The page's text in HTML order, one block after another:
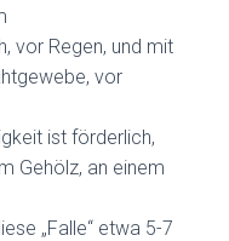
vor Regen, und mit
vor
ist förderlich,
Gehölz, an einem
„Falle“ etwa 5-7